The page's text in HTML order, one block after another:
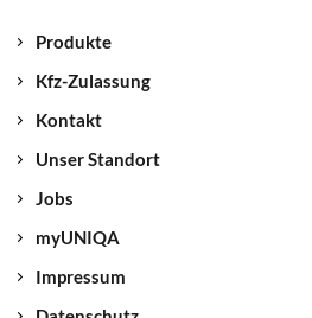
Produkte
Kfz-Zulassung
Kontakt
Unser Standort
Jobs
myUNIQA
Impressum